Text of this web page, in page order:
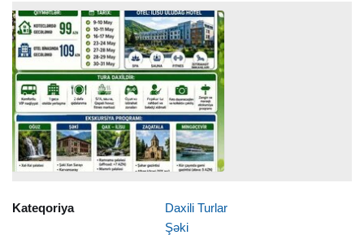
Kateqoriya
Daxili Turlar
Şəki